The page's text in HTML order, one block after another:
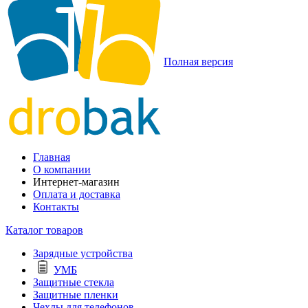
Полная версия
Главная
О компании
Интернет-магазин
Оплата и доставка
Контакты
Каталог товаров
Зарядные устройства
УМБ
Защитные стекла
Защитные пленки